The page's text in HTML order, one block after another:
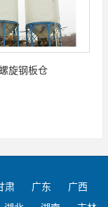
螺旋钢板仓
肃 广东
广西